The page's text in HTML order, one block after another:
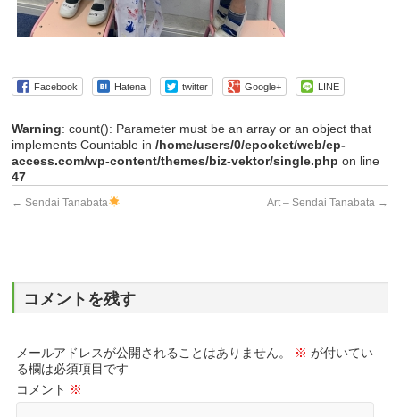
Facebook Hatena twitter Google+ LINE
Warning: count(): Parameter must be an array or an object that
implements Countable in/home/users/0/epocket/web/ep-
access.com/wp-content/themes/biz-vektor/single.php on line
47
← Sendai Tanabata Art – Sendai Tanabata →
コメントを残す
メールアドレスが公開されることはありません。 ※ が付いてい
る欄は必須項目です
コメント ※